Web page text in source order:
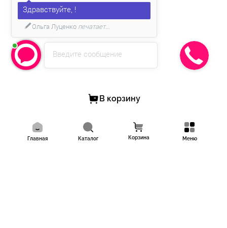
В корзину
Главная Каталог Корзина Меню
Введите сообщение
Здравствуйте, !
Ольга Луценко печатает...